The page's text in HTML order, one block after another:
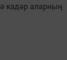
кадәр аларның